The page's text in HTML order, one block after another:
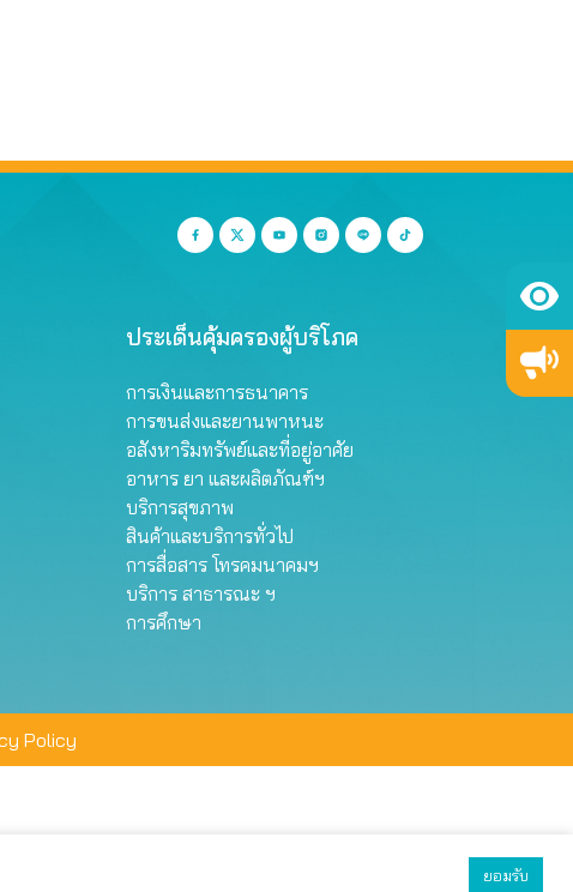
ประเด็นคุ้มครองผู้บริโภค
การเงินและการธนาคาร
การขนส่งและยานพาหนะ
อสังหาริมทรัพย์และที่อยู่อาศัย
อาหาร ยา และผลิตภัณฑ์ฯ
บริการสุขภาพ
สินค้าและบริการทั่วไป
การสื่อสาร โทรคมนาคมฯ
บริการ สาธารณะ ฯ
การศึกษา
Policy
ยอมรับ